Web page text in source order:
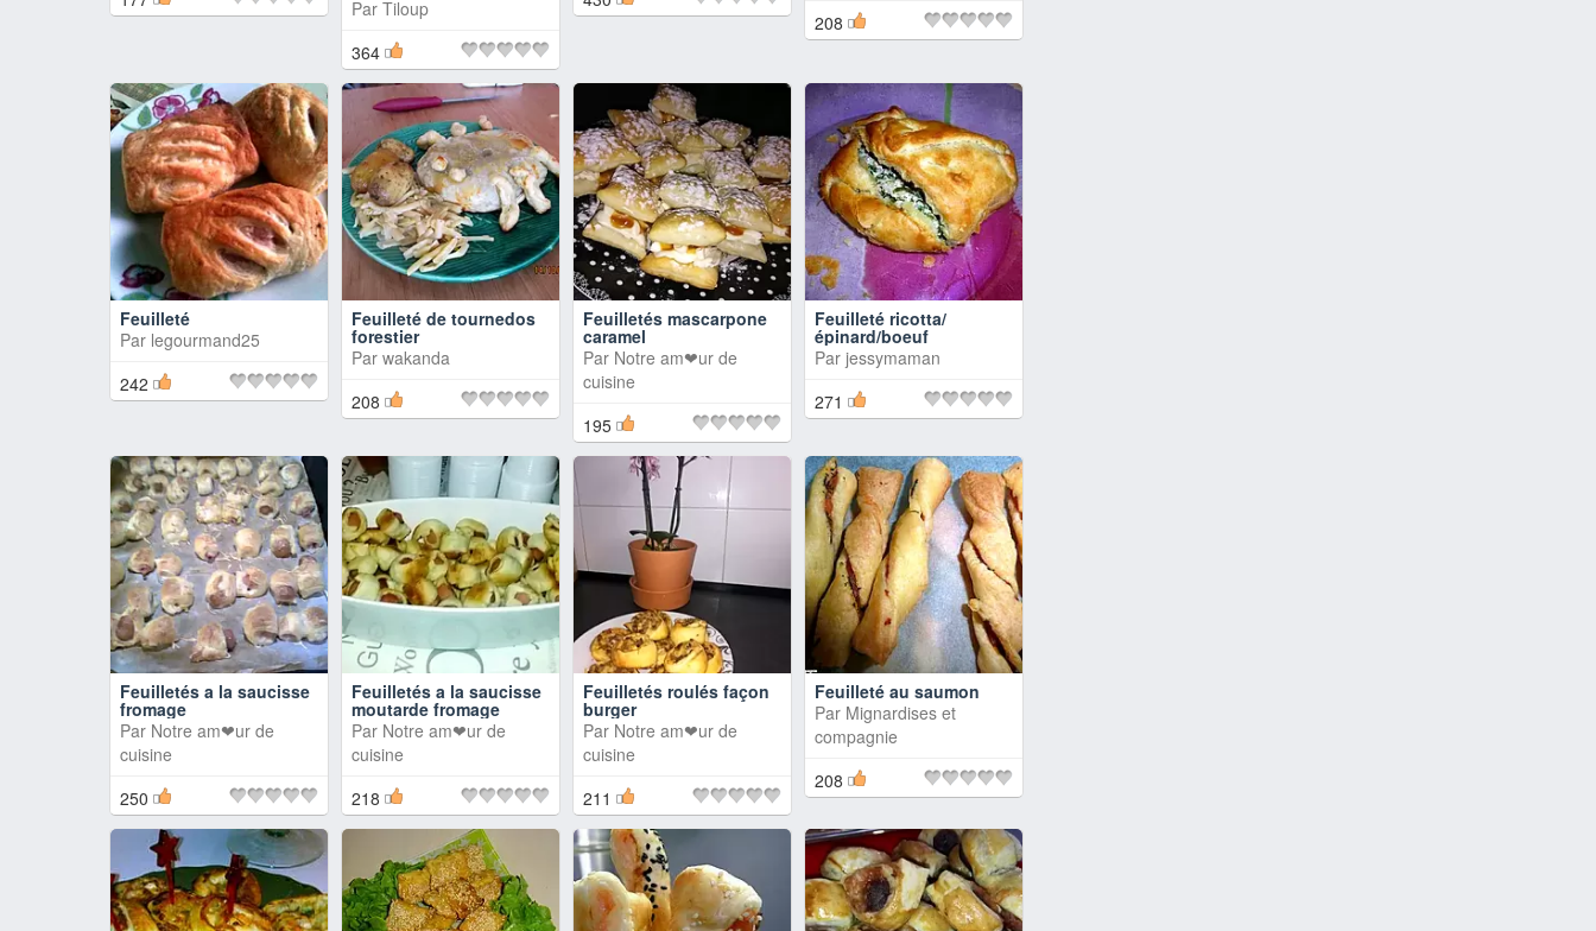
Par Tiloup
364
208
Feuilleté
Par legourmand25
242
Feuilleté de tournedos
forestier
Par wakanda
208
Feuilletés mascarpone
caramel
Par Notre am❤ur de
cuisine
195
Feuilleté ricotta/
épinard/boeuf
Par jessymaman
271
Feuilletés a la saucisse
fromage
Par Notre am❤ur de
cuisine
250
Feuilletés a la saucisse
moutarde fromage
Par Notre am❤ur de
cuisine
218
Feuilletés roulés façon
burger
Par Notre am❤ur de
cuisine
211
Feuilleté au saumon
Par Mignardises et
compagnie
208